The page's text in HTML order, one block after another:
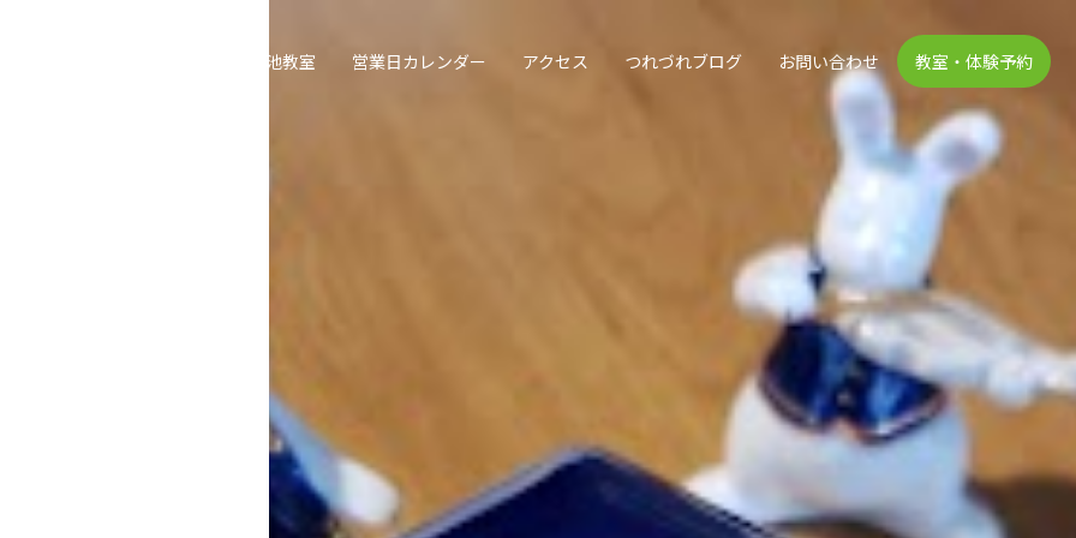
遠州流茶道大池教室 営業日カレンダー アクセス つれづれブログ お問い合わせ 教室・体験予約